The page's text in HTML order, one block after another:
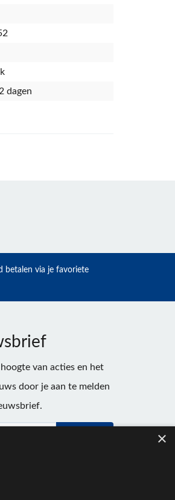
dagen
betalen via je favoriete
van acties en het
door je aan te melden
×